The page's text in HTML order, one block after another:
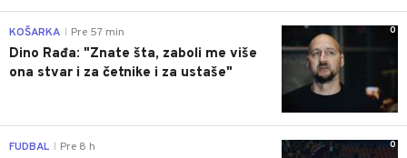
0
KOŠARKA Pre 57 min
Dino Rađa: "Znate šta, zaboli me više
ona stvar i za četnike i za ustaše"
0
FUDBAL Pre 8 h